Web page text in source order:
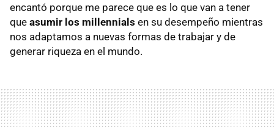
encantó porque me parece que es lo que van a tener
que asumir los millennials en su desempeño mientras
nos adaptamos a nuevas formas de trabajar y de
generar riqueza en el mundo.